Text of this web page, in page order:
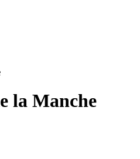
la Manche